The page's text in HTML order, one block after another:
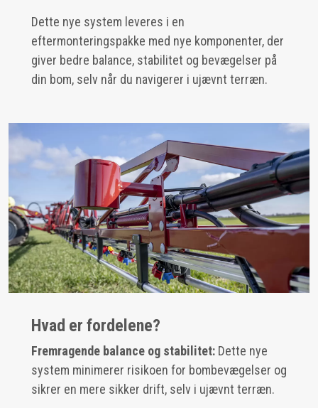
Dette nye system leveres i en
eftermonteringspakke med nye komponenter, der
giver bedre balance, stabilitet og bevægelser på
din bom, selv når du navigerer i ujævnt terræn.
Hvad er fordelene?
Fremragende balance og stabilitet: Dette nye
system minimerer risikoen for bombevægelser og
sikrer en mere sikker drift, selv i ujævnt terræn.